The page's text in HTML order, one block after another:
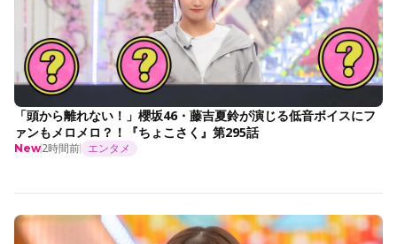
「頭から離れない！」櫻坂46・藤吉夏鈴が演じる低音ボイスにフ
ァンもメロメロ？！『ちょこさく』第295話
New2時間前 エンタメ